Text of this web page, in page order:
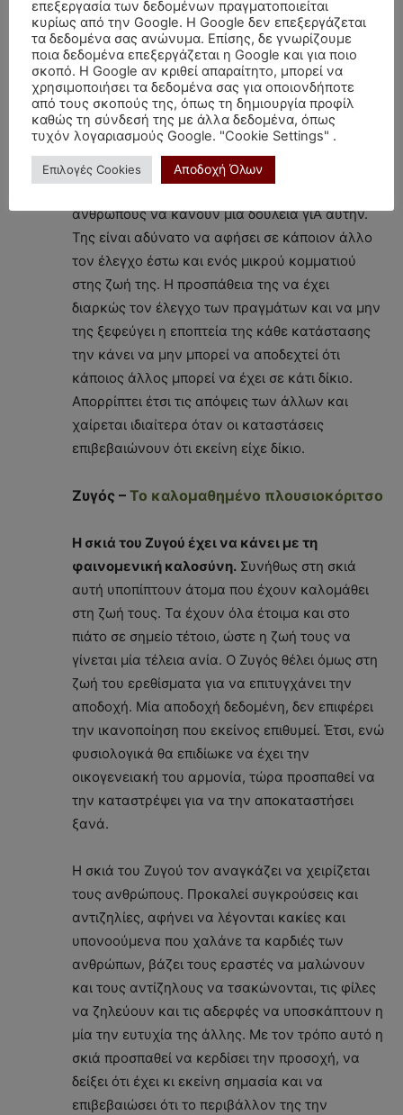
χείλη που υποδεικνύει ότι «εγώ στο είχα πει». Η
σύγκριση μαζί της κάθε φορά είναι ανελέητη.
Εκείνη τα κάνει όλα σωστά, είναι σε όλα
καλύτερη και τα ξέρει όλα.
Το αίσθημα που βρίσκεται πίσω από αυτή τη
συμπεριφορά είναι η ανασφάλεια. Η Παρθένος
ανθρώπους να κάνουν μία δουλειά γιΆ αυτήν.
Της είναι αδύνατο να αφήσει σε κάποιον άλλο
τον έλεγχο έστω και ενός μικρού κομματιού
στης ζωή της. Η προσπάθεια της να έχει
διαρκώς τον έλεγχο των πραγμάτων και να μην
της ξεφεύγει η εποπτεία της κάθε κατάστασης
την κάνει να μην μπορεί να αποδεχτεί ότι
κάποιος άλλος μπορεί να έχει σε κάτι δίκιο.
Απορρίπτει έτσι τις απόψεις των άλλων και
χαίρεται ιδιαίτερα όταν οι καταστάσεις
επιβεβαιώνουν ότι εκείνη είχε δίκιο.
Ζυγός – Το καλομαθημένο πλουσιοκόριτσο
Η σκιά του Ζυγού έχει να κάνει με τη
φαινομενική καλοσύνη. Συνήθως στη σκιά
αυτή υποπίπτουν άτομα που έχουν καλομάθει
στη ζωή τους. Τα έχουν όλα έτοιμα και στο
πιάτο σε σημείο τέτοιο, ώστε η ζωή τους να
γίνεται μία τέλεια ανία. Ο Ζυγός θέλει όμως στη
ζωή του ερεθίσματα για να επιτυγχάνει την
αποδοχή. Μία αποδοχή δεδομένη, δεν επιφέρει
την ικανοποίηση που εκείνος επιθυμεί. Έτσι, ενώ
φυσιολογικά θα επιδίωκε να έχει την
οικογενειακή του αρμονία, τώρα προσπαθεί να
την καταστρέψει για να την αποκαταστήσει
ξανά.
Η σκιά του Ζυγού τον αναγκάζει να χειρίζεται
τους ανθρώπους. Προκαλεί συγκρούσεις και
αντιζηλίες, αφήνει να λέγονται κακίες και
υπονοούμενα που χαλάνε τα καρδιές των
ανθρώπων, βάζει τους εραστές να μαλώνουν
και τους αντίζηλους να τσακώνονται, τις φίλες
να ζηλεύουν και τις αδερφές να υποσκάπτουν η
μία την ευτυχία της άλλης. Με τον τρόπο αυτό η
σκιά προσπαθεί να κερδίσει την προσοχή, να
δείξει ότι έχει κι εκείνη σημασία και να
επιβεβαιώσει ότι το περιβάλλον της την
επεξεργασία των δεδομένων πραγματοποιείται
κυρίως από την Google. Η Google δεν επεξεργάζεται
τα δεδομένα σας ανώνυμα. Επίσης, δε γνωρίζουμε
ποια δεδομένα επεξεργάζεται η Google και για ποιο
σκοπό. Η Google αν κριθεί απαραίτητο, μπορεί να
χρησιμοποιήσει τα δεδομένα σας για οποιονδήποτε
από τους σκοπούς της, όπως τη δημιουργία προφίλ
καθώς τη σύνδεσή της με άλλα δεδομένα, όπως
τυχόν λογαριασμούς Google. "Cookie Settings" .
Επιλογές Cookies Αποδοχή Όλων